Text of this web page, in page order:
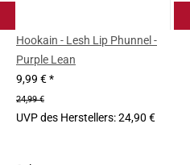
Hookain - Lesh Lip Phunnel -
Purple Lean
9,99 €*
24,99 €
UVP des Herstellers:24,90 €